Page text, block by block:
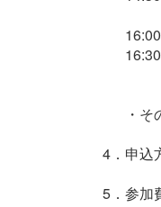
・
4．申込
5．参加